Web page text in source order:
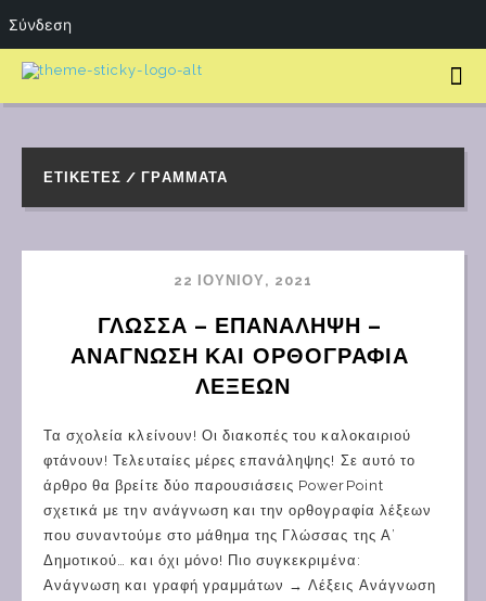
ΕΤΙΚΈΤΕΣ / ΓΡΆΜΜΑΤΑ
22 ΙΟΥΝΊΟΥ, 2021
ΓΛΩΣΣΑ – ΕΠΑΝΑΛΗΨΗ –
ΑΝΑΓΝΩΣΗ ΚΑΙ ΟΡΘΟΓΡΑΦΙΑ
ΛΕΞΕΩΝ
Τα σχολεία κλείνουν! Οι διακοπές του καλοκαιριού
φτάνουν! Τελευταίες μέρες επανάληψης! Σε αυτό το
άρθρο θα βρείτε δύο παρουσιάσεις PowerPoint
σχετικά με την ανάγνωση και την ορθογραφία λέξεων
που συναντούμε στο μάθημα της Γλώσσας της Α’
Δημοτικού… και όχι μόνο! Πιο συγκεκριμένα:
Ανάγνωση και γραφή γραμμάτων → Λέξεις Ανάγνωση
Σύνδεση